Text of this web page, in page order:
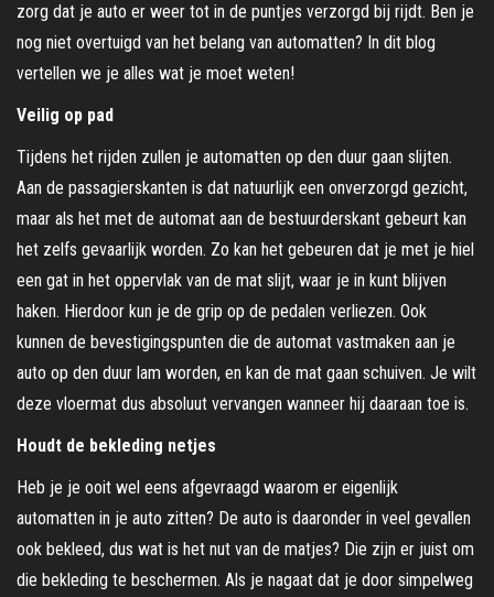
zorg dat je auto er weer tot in de puntjes verzorgd bij rijdt. Ben je
nog niet overtuigd van het belang van automatten? In dit blog
vertellen we je alles wat je moet weten!
Veilig op pad
Tijdens het rijden zullen je automatten op den duur gaan slijten.
Aan de passagierskanten is dat natuurlijk een onverzorgd gezicht,
maar als het met de automat aan de bestuurderskant gebeurt kan
het zelfs gevaarlijk worden. Zo kan het gebeuren dat je met je hiel
een gat in het oppervlak van de mat slijt, waar je in kunt blijven
haken. Hierdoor kun je de grip op de pedalen verliezen. Ook
kunnen de bevestigingspunten die de automat vastmaken aan je
auto op den duur lam worden, en kan de mat gaan schuiven. Je wilt
deze vloermat dus absoluut vervangen wanneer hij daaraan toe is.
Houdt de bekleding netjes
Heb je je ooit wel eens afgevraagd waarom er eigenlijk
automatten in je auto zitten? De auto is daaronder in veel gevallen
ook bekleed, dus wat is het nut van de matjes? Die zijn er juist om
die bekleding te beschermen. Als je nagaat dat je door simpelweg